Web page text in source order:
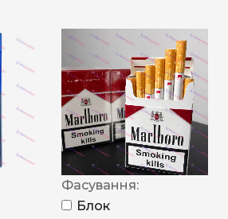
Фасування:
Блок